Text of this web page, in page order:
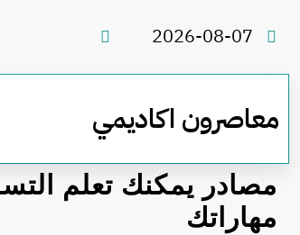
2026-08-07
معاصرون اكاديمي
مصادر يمكنك تعلم
مهاراتك